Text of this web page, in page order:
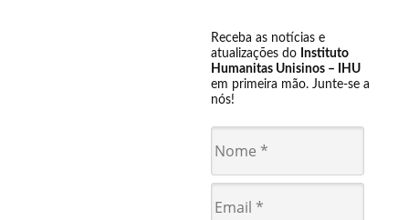
Receba as notícias e
atualizações do Instituto
Humanitas Unisinos – IHU
em primeira mão. Junte-se a
nós!